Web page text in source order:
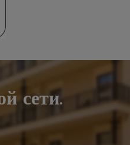
сети.